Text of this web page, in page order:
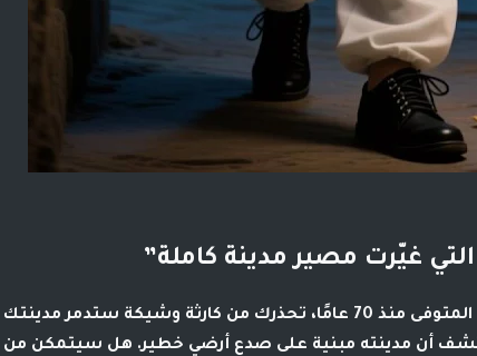
غيّرت مصير مدينة كاملة”
ماذا لو وجدت رسالة غامضة من جدك المتوفى منذ 70 عامًا، تحذرك من كارثة وشيكة ستدمر
اكتشف أن مدينته مبنية على صدع أرضي خطير. هل سيتمكن من